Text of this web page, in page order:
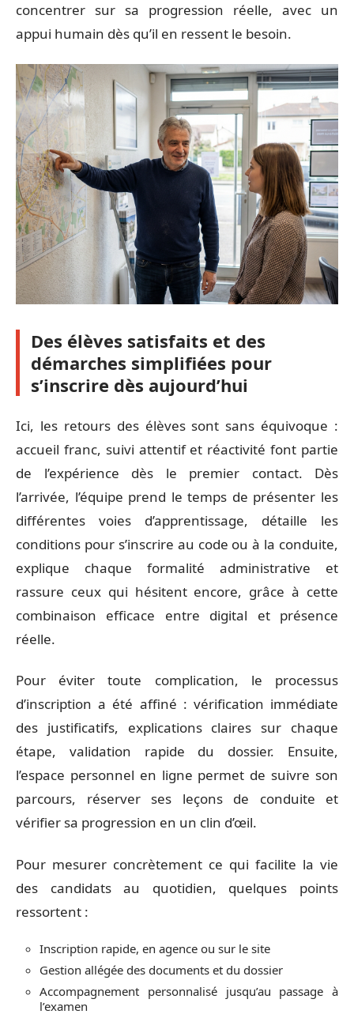
concentrer sur sa progression réelle, avec un
appui humain dès qu’il en ressent le besoin.
Des élèves satisfaits et des
démarches simplifiées pour
s’inscrire dès aujourd’hui
Ici, les retours des élèves sont sans équivoque :
accueil franc, suivi attentif et réactivité font partie
de l’expérience dès le premier contact. Dès
l’arrivée, l’équipe prend le temps de présenter les
différentes voies d’apprentissage, détaille les
conditions pour s’inscrire au code ou à la conduite,
explique chaque formalité administrative et
rassure ceux qui hésitent encore, grâce à cette
combinaison efficace entre digital et présence
réelle.
Pour éviter toute complication, le processus
d’inscription a été affiné : vérification immédiate
des justificatifs, explications claires sur chaque
étape, validation rapide du dossier. Ensuite,
l’espace personnel en ligne permet de suivre son
parcours, réserver ses leçons de conduite et
vérifier sa progression en un clin d’œil.
Pour mesurer concrètement ce qui facilite la vie
des candidats au quotidien, quelques points
ressortent :
Inscription rapide, en agence ou sur le site
Gestion allégée des documents et du dossier
Accompagnement personnalisé jusqu’au passage à
l’examen